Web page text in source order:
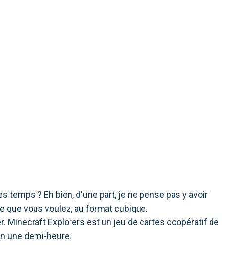
temps ? Eh bien, d'une part, je ne pense pas y avoir
vous voulez, au format cubique.
Minecraft Explorers est un jeu de cartes coopératif de
une demi-heure.